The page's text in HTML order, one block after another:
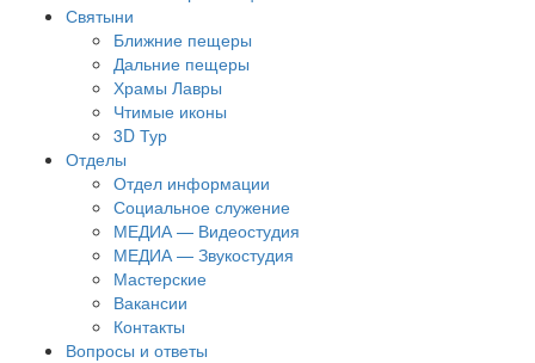
Святыни
Ближние пещеры
Дальние пещеры
Храмы Лавры
Чтимые иконы
3D Тур
Отделы
Отдел информации
Социальное служение
МЕДИА — Видеостудия
МЕДИА — Звукостудия
Мастерские
Вакансии
Контакты
Вопросы и ответы